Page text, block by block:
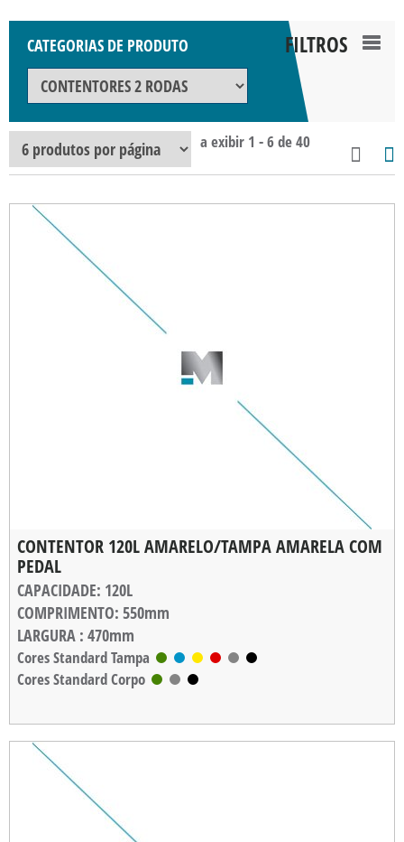
CATEGORIAS DE PRODUTO FILTROS
a exibir 1 - 6 de 40
CONTENTOR 120L AMARELO/TAMPA AMARELA COM
PEDAL
CAPACIDADE: 120L
COMPRIMENTO: 550mm
LARGURA : 470mm
ALTURA: 900mm
PESO: 6,800kg
Cores Standard Tampa
Cores Standard Corpo